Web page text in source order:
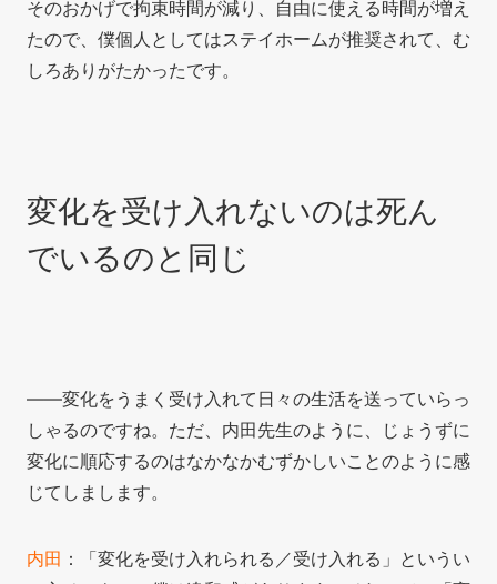
そのおかげで拘束時間が減り、自由に使える時間が増え
たので、僕個人としてはステイホームが推奨されて、む
しろありがたかったです。
変化を受け入れないのは死ん
でいるのと同じ
――変化をうまく受け入れて日々の生活を送っていらっ
しゃるのですね。ただ、内田先生のように、じょうずに
変化に順応するのはなかなかむずかしいことのように感
じてしまします。
内田 ：「変化を受け入れられる／受け入れる」というい